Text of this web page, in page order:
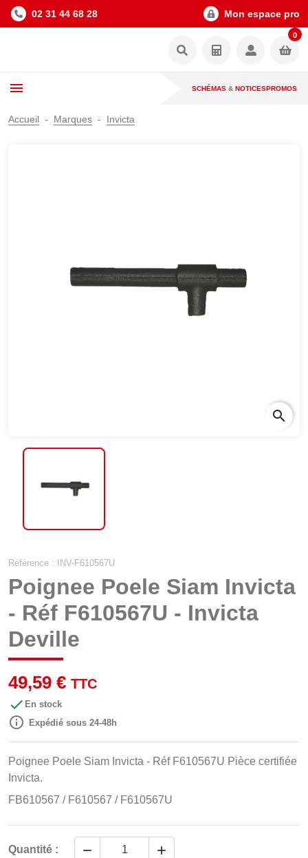
02 31 44 68 28 Mon espace pro
0
SCHÉMAS & NOTICESPROMOS
Accueil Marques Invicta
search
Référence : INV-F610567U
Poignee Poele Siam Invicta
- Réf F610567U - Invicta
Deville
49,59 € TTC
 En stock
 Expédié sous 24-48h
Poignee Poele Siam Invicta - Réf F610567U Pièce certifiée
Invicta.
FB610567 / F610567 / F610567U
Quantité :  